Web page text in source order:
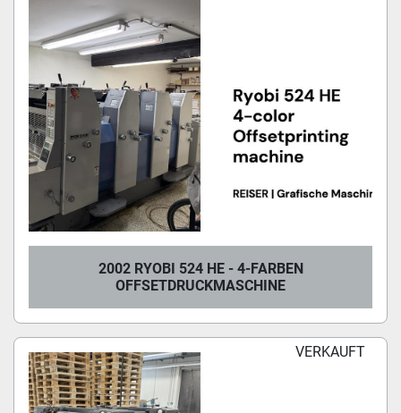
2002 RYOBI 524 HE - 4-FARBEN
OFFSETDRUCKMASCHINE
VERKAUFT